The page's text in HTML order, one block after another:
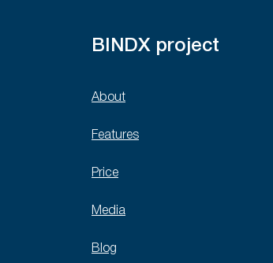
BINDX project
About
Features
Price
Media
Blog